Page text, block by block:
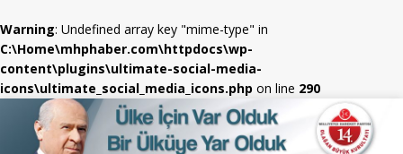
Warning: Undefined array key "mime-type" in
C:\Home\mhphaber.com\httpdocs\wp-
content\plugins\ultimate-social-media-
icons\ultimate_social_media_icons.php on line 290